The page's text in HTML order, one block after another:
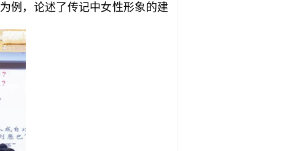
例，论述了传记中女性形象的建